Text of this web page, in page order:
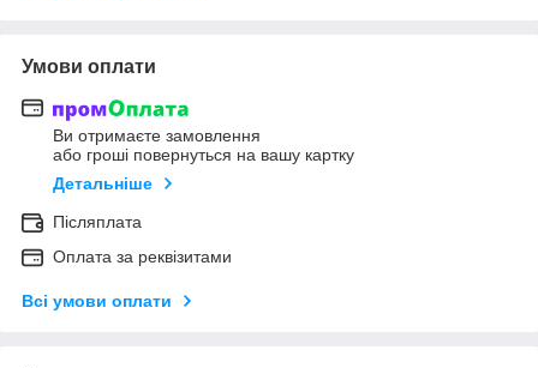
Умови оплати
Ви отримаєте замовлення
або гроші повернуться на вашу картку
Детальніше
Післяплата
Оплата за реквізитами
Всі умови оплати